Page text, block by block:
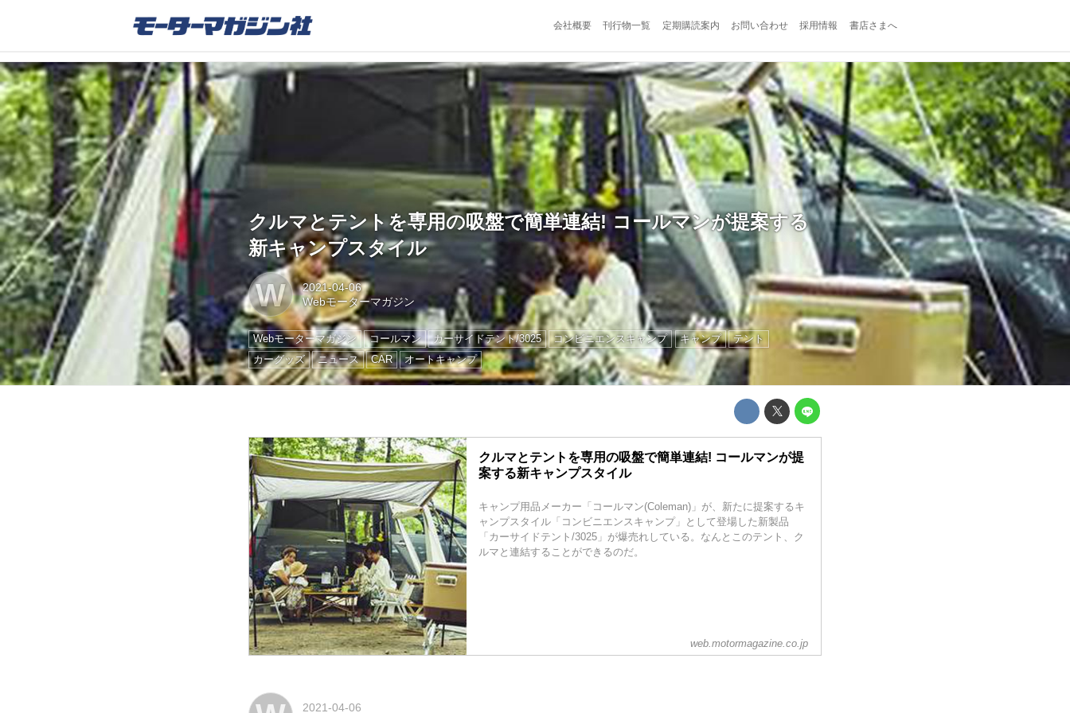
会社概要 刊行物一覧 定期購読案内 お問い合わせ 採用情報 書店さまへ
クルマとテントを専用の吸盤で簡単連結! コールマンが提案する
新キャンプスタイル
W
2021-04-06
Webモーターマガジン
Webモーターマガジン コールマン カーサイドテント/3025 コンビニエンスキャンプ キャンプ
テント
カーグッズ
ニュース CAR オートキャンプ
クルマとテントを専用の吸盤で簡単連結! コールマンが提
案する新キャンプスタイル
キャンプ用品メーカー「コールマン(Coleman)」が、新たに提案するキ
ャンプスタイル「コンビニエンスキャンプ」として登場した新製品
「カーサイドテント/3025」が爆売れしている。なんとこのテント、ク
ルマと連結することができるのだ。
web.motormagazine.co.jp
2021-04-06